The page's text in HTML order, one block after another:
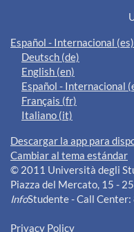
Español - Internacional ‎(es)‎
Deutsch ‎(de)‎
English ‎(en)‎
Español - Internacional
Français ‎(fr)‎
Italiano ‎(it)‎
Descargar la app para
Cambiar al tema estándar
© 2011 Università degli
Piazza del Mercato, 15 -
InfoStudente - Call
Privacy Policy